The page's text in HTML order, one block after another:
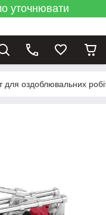
уточнювати
для оздоблювальних